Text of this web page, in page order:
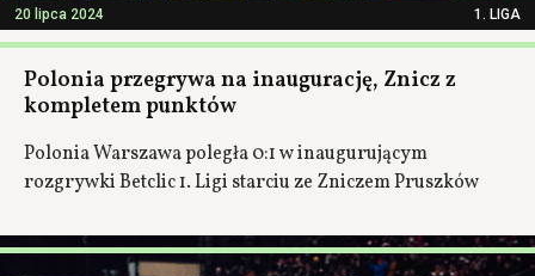
20 lipca 2024 1. LIGA
Polonia przegrywa na inaugurację, Znicz z
kompletem punktów
Polonia Warszawa poległa 0:1 w inaugurującym
rozgrywki Betclic 1. Ligi starciu ze Zniczem Pruszków